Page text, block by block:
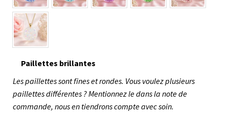
Paillettes brillantes
Les paillettes sont fines et rondes. Vous voulez plusieurs
paillettes différentes ? Mentionnez le dans la note de
commande, nous en tiendrons compte avec soin.